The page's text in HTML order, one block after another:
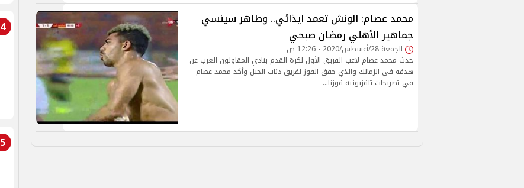
محمد عصام: الونش تعمد ايذائي.. وطاهر سينسي
جماهير الأهلي رمضان صبحي
الجمعة 28/أغسطس/2020 - 12:26 ص
حدث محمد عصام لاعب الفريق الأول لكرة القدم بنادي المقاولون العرب عن
هدفه في الزمالك والذي حقق الفوز لفريق ذئاب الجبل وأكد محمد عصام
في تصريحات تلفزيونية فوزنا…
4
5